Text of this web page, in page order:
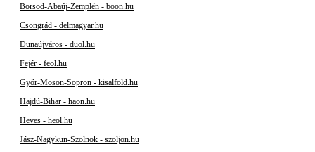
Borsod-Abaúj-Zemplén - boon.hu
Csongrád - delmagyar.hu
Dunaújváros - duol.hu
Fejér - feol.hu
Győr-Moson-Sopron - kisalfold.hu
Hajdú-Bihar - haon.hu
Heves - heol.hu
Jász-Nagykun-Szolnok - szoljon.hu